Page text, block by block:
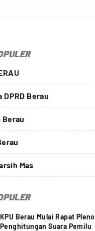
DPRD Berau
Berau
Mas
KPU Berau Mulai Rapat Pleno
Penghitungan Suara Pemilu